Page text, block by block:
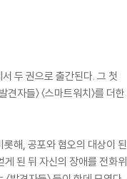
두 권으로 출간된다. 그 첫
자들〉 〈스마트워치〉를 더한
롯해, 공포와 혐오의 대상이 된
게 된 뒤 자신의 장애를 전화위